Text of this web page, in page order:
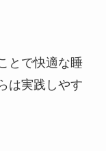
とで快適な睡
は実践しやす